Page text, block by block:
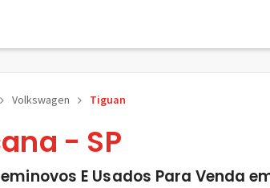
Volkswagen Tiguan
- SP
E Usados Para Venda